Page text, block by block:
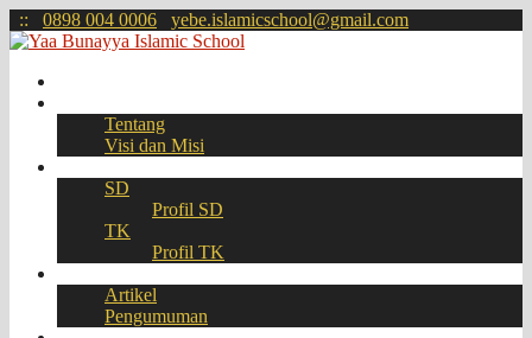
:: 0898 004 0006 yebe.islamicschool@gmail.com
Tentang
Visi dan Misi
SD
Profil SD
TK
Profil TK
Artikel
Pengumuman